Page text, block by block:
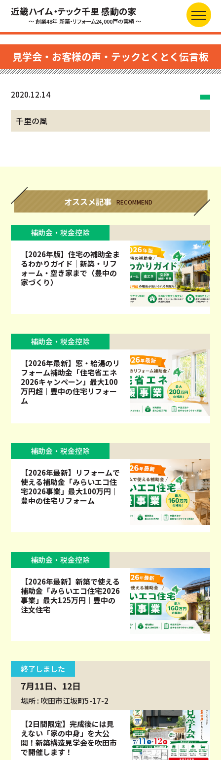
近畿ハイム・テック千里 感動の家
～ 創業48年 新築・リフォーム24,000戸の実績 ～
見学会・お客様の声・テックとくとく伝言板
2020.12.14
千里の風
オススメ記事 RECOMMEND
補助金・税金控除
【2026年版】住宅の補助金ま
るわかりガイド｜新築・リフ
ォーム・空き家まで（豊中の
家づくり）
補助金・税金控除
【2026年最新】窓・給湯のリ
フォーム補助金「住宅省エネ
2026キャンペーン」最大100
万円超｜豊中の住宅リフォー
ム
補助金・税金控除
【2026年最新】リフォームで
使える補助金「みらいエコ住
宅2026事業」最大100万円｜
豊中の住宅リフォーム
補助金・税金控除
【2026年最新】新築で使える
補助金「みらいエコ住宅2026
事業」最大125万円｜豊中の
注文住宅
終了しました
7月11日、12日
場所 : 吹田市江坂町5-17-2
【2日間限定】完成後には見
えない「家の中身」を大公
開！新築構造見学会を吹田市
で開催します！